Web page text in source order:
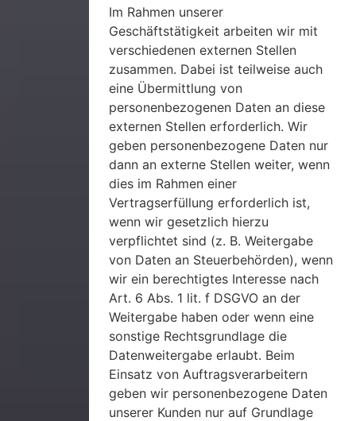
Im Rahmen unserer
Geschäftstätigkeit arbeiten wir mit
verschiedenen externen Stellen
zusammen. Dabei ist teilweise auch
eine Übermittlung von
personenbezogenen Daten an diese
externen Stellen erforderlich. Wir
geben personenbezogene Daten nur
dann an externe Stellen weiter, wenn
dies im Rahmen einer
Vertragserfüllung erforderlich ist,
wenn wir gesetzlich hierzu
verpflichtet sind (z. B. Weitergabe
von Daten an Steuerbehörden), wenn
wir ein berechtigtes Interesse nach
Art. 6 Abs. 1 lit. f DSGVO an der
Weitergabe haben oder wenn eine
sonstige Rechtsgrundlage die
Datenweitergabe erlaubt. Beim
Einsatz von Auftragsverarbeitern
geben wir personenbezogene Daten
unserer Kunden nur auf Grundlage